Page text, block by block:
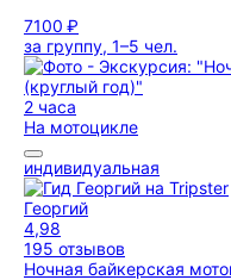
7100 ₽
за группу, 1–5 чел.
2 часа
На мотоцикле
индивидуальная
Георгий
4,98
195 отзывов
Ночная байкерская